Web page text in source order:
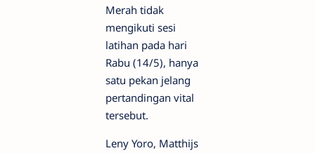
Merah tidak
mengikuti sesi
latihan pada hari
Rabu (14/5), hanya
satu pekan jelang
pertandingan vital
tersebut.
Leny Yoro, Matthijs